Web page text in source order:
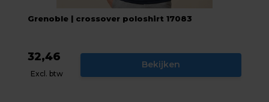
Grenoble | crossover poloshirt 17083
32,46
Excl. btw
Bekijken